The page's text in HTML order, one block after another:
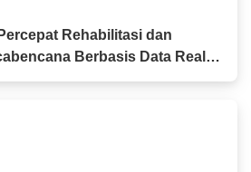
Rehabilitasi dan
Berbasis Data Real